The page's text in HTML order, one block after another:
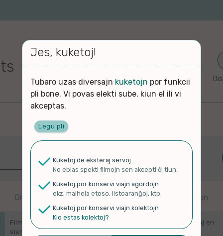
Plej freŝaj
Ordigitaj laŭ kiam alŝutitaj en originalan platformon
Filmoj en ĉi tiu paĝo estas ordigitaj laŭ kiam ili estis alŝutitaj en
sian originalan platformon.
Jes, kuketoj!
Tubaro uzas diversajn kuketojn por funkcii
pli bone. Vi povas elekti sube, kiun el ili vi
akceptas.
Legu pli
Kuketoj de eksteraj servoj
Ne eblas spekti filmojn sen akcepti ĉi tiun.
Kuketoj por konservi viajn agordojn
ekz. malhela etoso, listoaranĝoj, ktp.
Kuketoj por konservi viajn kolektojn
Kio estas kolektoj?